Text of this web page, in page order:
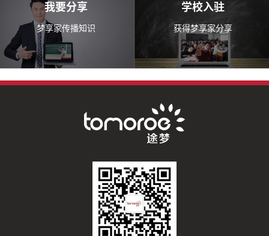
我要分享
梦享家传播知识
学校入驻
获得梦享家分享